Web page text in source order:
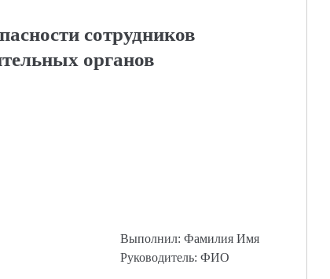
сотрудников
органов
Выполнил: Фамилия Имя
Руководитель: ФИО